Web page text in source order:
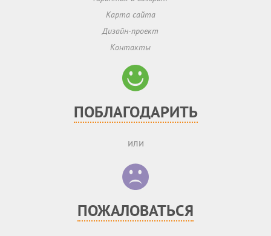
Карта сайта
Дизайн-проект
Контакты
ПОБЛАГОДАРИТЬ
или
ПОЖАЛОВАТЬСЯ